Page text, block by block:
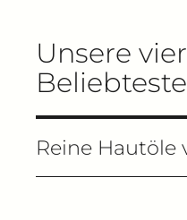
Unsere vier
Reine Hautöle